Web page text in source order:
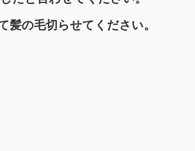
髪の毛切らせてください。